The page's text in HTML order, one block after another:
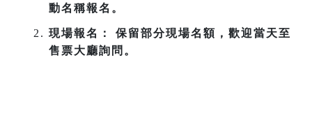
動名稱報名。
現場報名： 保留部分現場名額，歡迎當天至
售票大廳詢問。